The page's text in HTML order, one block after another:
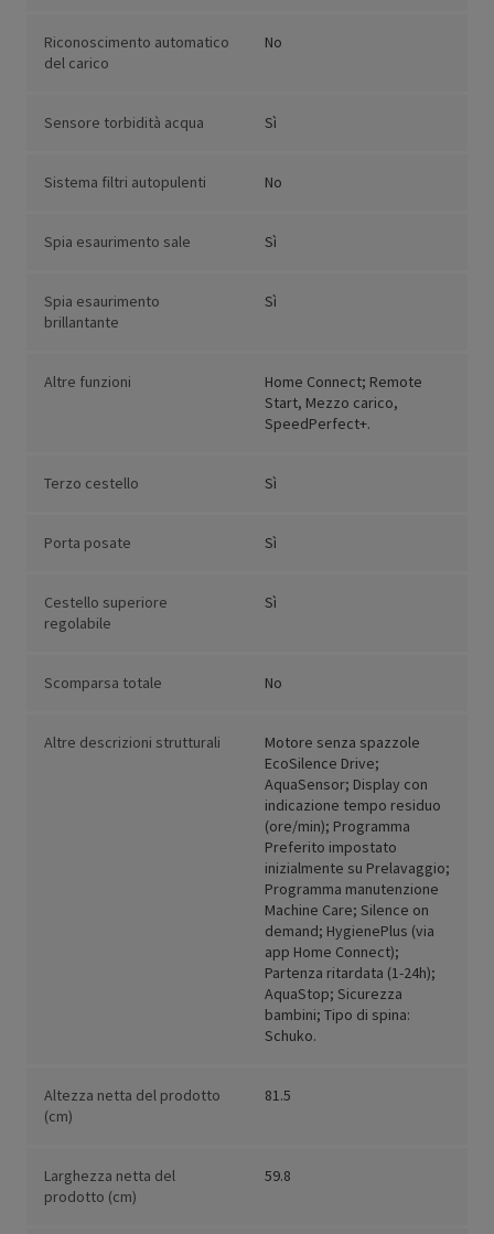
Riconoscimento automatico
del carico
No
Sensore torbidità acqua Sì
Sistema filtri autopulenti No
Spia esaurimento sale Sì
Spia esaurimento
brillantante
Sì
Altre funzioni
Home Connect; Remote
Start, Mezzo carico,
SpeedPerfect+.
Terzo cestello Sì
Porta posate Sì
Cestello superiore
regolabile
Sì
Scomparsa totale No
Altre descrizioni strutturali
Motore senza spazzole
EcoSilence Drive;
AquaSensor; Display con
indicazione tempo residuo
(ore/min); Programma
Preferito impostato
inizialmente su Prelavaggio;
Programma manutenzione
Machine Care; Silence on
demand; HygienePlus (via
app Home Connect);
Partenza ritardata (1-24h);
AquaStop; Sicurezza
bambini; Tipo di spina:
Schuko.
Altezza netta del prodotto
(cm)
81.5
Larghezza netta del
prodotto (cm)
59.8